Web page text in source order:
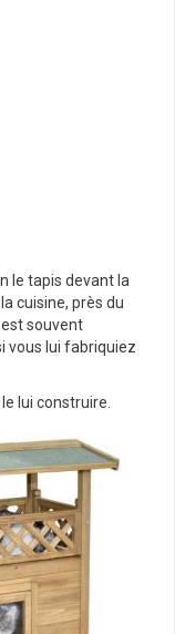
le tapis devant la
cuisine, près du
souvent
vous lui fabriquiez
lui construire.